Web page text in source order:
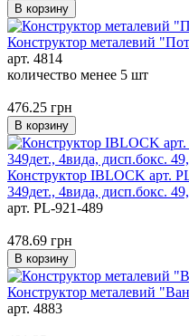
В корзину
Конструктор металевий
арт. 4814
количество менее 5 шт
476.25 грн
В корзину
Конструктор IBLOCK арт.
349дет., 4вида, дисп.бокс.
арт. PL-921-489
478.69 грн
В корзину
Конструктор металевий
арт. 4883